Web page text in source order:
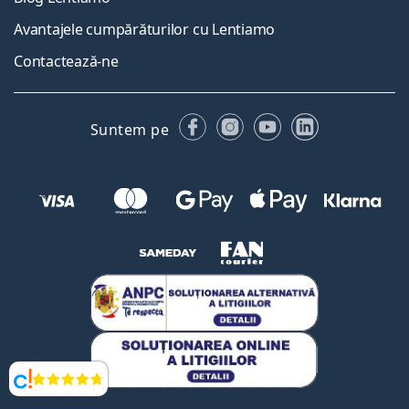
Opinii
Avantajele cumpărăturilor cu Lentiamo
Contactează-ne
Suntem pe FacebookInstagram
YouTubeLinkedIn